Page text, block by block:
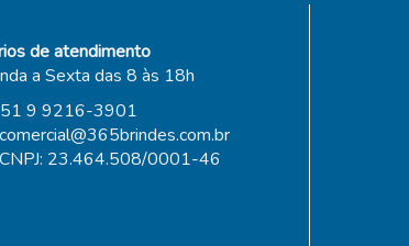
de atendimento
a Sexta das 8 às 18h
51 9 9216-3901
comercial@365brindes.com.br
CNPJ: 23.464.508/0001-46